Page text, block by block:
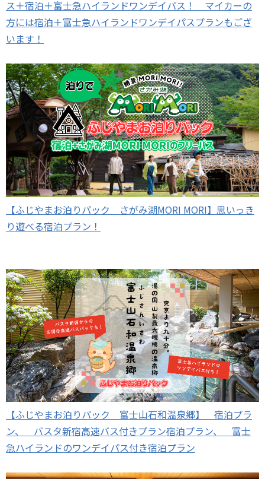
ス＋宿泊＋富士急ハイランドワンデイパス！ マイカーの
方には宿泊＋富士急ハイランドワンデイパスプランもござ
います！
【ふじやまお泊りパック さがみ湖MORI MORI】思いっき
り遊べる宿泊プラン！
【ふじやまお泊りパック 富士山石和温泉郷】 宿泊プラ
ン、 バスタ新宿高速バス付きプラン宿泊プラン、 富士
急ハイランドのワンデイパス付き宿泊プラン